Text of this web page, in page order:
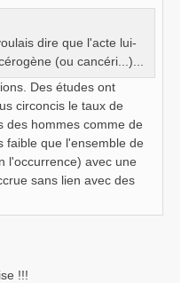
dire que l'acte lui-
(ou cancéri...)...
Des études ont
circoncis le taux de
des hommes comme de
faible que l'ensemble de
l'occurrence) avec une
sans lien avec des
!!!